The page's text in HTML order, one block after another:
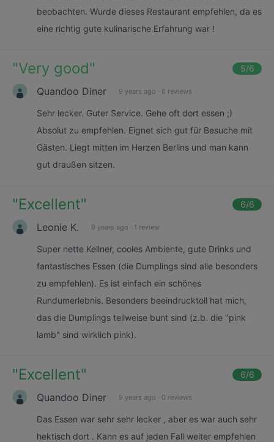
beobachten. Wurde dieses Restaurant empfehlen, da es
eine richtig gute kulinarische Erfahrung war !
"Very good" 5/6
Quandoo Diner 9 years ago · 0 reviews
Sehr lecker. Guter Service. Gehe oft dort essen ;)
Absolut zu empfehlen. Eignet sich gut für Besuche mit
Gästen. Liegt mitten im Herzen Berlins und man kann
gut draußen sitzen.
"Excellent" 6/6
Leonie K. 9 years ago · 1 review
Super nette Kellner, cooles Ambiente, gute Drinks und
fantastisches Essen (die Dumplings sind alle besonders
zu empfehlen). Es ist einfach ein schönes
Rundumerlebnis. Besonders beeindrucktoll hat mich,
das die Dumplings teilweise bunt sind (z.b. die "pink
lamb" sind wirklich pink).
"Excellent" 6/6
Quandoo Diner 9 years ago · 0 reviews
Das Essen war sehr sehr lecker , aber es war auch sehr
hektisch dort . Kann es auf jeden Fall weiter empfehlen